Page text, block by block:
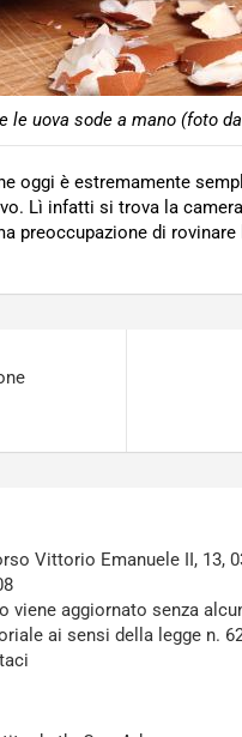
le uova sode a mano (foto
oggi è estremamente
Lì infatti si trova la
preoccupazione di rovinare
Vittorio Emanuele II, 13,
viene aggiornato senza
ai sensi della legge n.